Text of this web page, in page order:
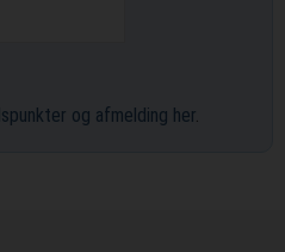
og afmelding her.